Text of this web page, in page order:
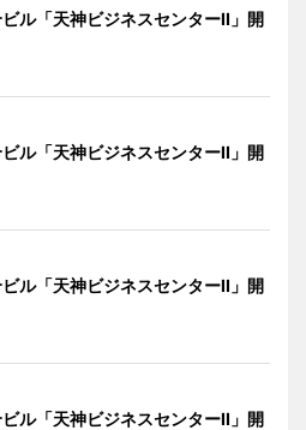
ル「天神ビジネスセンターII」開
ル「天神ビジネスセンターII」開
ル「天神ビジネスセンターII」開
ル「天神ビジネスセンターII」開